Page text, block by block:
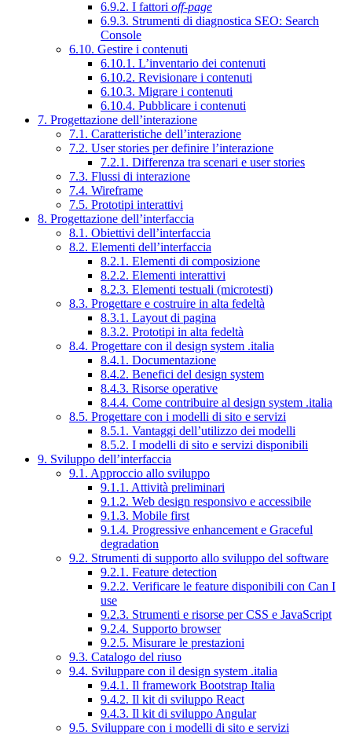
6.9.2. I fattori off-page
6.9.3. Strumenti di diagnostica SEO: Search
Console
6.10. Gestire i contenuti
6.10.1. L’inventario dei contenuti
6.10.2. Revisionare i contenuti
6.10.3. Migrare i contenuti
6.10.4. Pubblicare i contenuti
7. Progettazione dell’interazione
7.1. Caratteristiche dell’interazione
7.2. User stories per definire l’interazione
7.2.1. Differenza tra scenari e user stories
7.3. Flussi di interazione
7.4. Wireframe
7.5. Prototipi interattivi
8. Progettazione dell’interfaccia
8.1. Obiettivi dell’interfaccia
8.2. Elementi dell’interfaccia
8.2.1. Elementi di composizione
8.2.2. Elementi interattivi
8.2.3. Elementi testuali (microtesti)
8.3. Progettare e costruire in alta fedeltà
8.3.1. Layout di pagina
8.3.2. Prototipi in alta fedeltà
8.4. Progettare con il design system .italia
8.4.1. Documentazione
8.4.2. Benefici del design system
8.4.3. Risorse operative
8.4.4. Come contribuire al design system .italia
8.5. Progettare con i modelli di sito e servizi
8.5.1. Vantaggi dell’utilizzo dei modelli
8.5.2. I modelli di sito e servizi disponibili
9. Sviluppo dell’interfaccia
9.1. Approccio allo sviluppo
9.1.1. Attività preliminari
9.1.2. Web design responsivo e accessibile
9.1.3. Mobile first
9.1.4. Progressive enhancement e Graceful
degradation
9.2. Strumenti di supporto allo sviluppo del software
9.2.1. Feature detection
9.2.2. Verificare le feature disponibili con Can I
use
9.2.3. Strumenti e risorse per CSS e JavaScript
9.2.4. Supporto browser
9.2.5. Misurare le prestazioni
9.3. Catalogo del riuso
9.4. Sviluppare con il design system .italia
9.4.1. Il framework Bootstrap Italia
9.4.2. Il kit di sviluppo React
9.4.3. Il kit di sviluppo Angular
9.5. Sviluppare con i modelli di sito e servizi